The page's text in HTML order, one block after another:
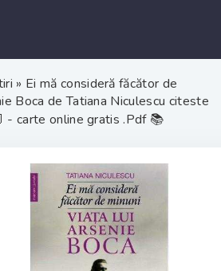
» Ei mă consideră făcător de
Boca de Tatiana Niculescu citeste
- carte online gratis .Pdf 📚